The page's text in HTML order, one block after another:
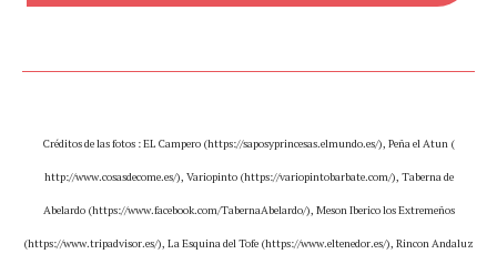
Créditos de las fotos : EL Campero (https://saposyprincesas.elmundo.es/), Peña el Atun (
http://www.cosasdecome.es/), Variopinto (https://variopintobarbate.com/), Taberna de
Abelardo (https://www.facebook.com/TabernaAbelardo/), Meson Iberico los Extremeños
(https://www.tripadvisor.es/), La Esquina del Tofe (https://www.eltenedor.es/), Rincon Andaluz